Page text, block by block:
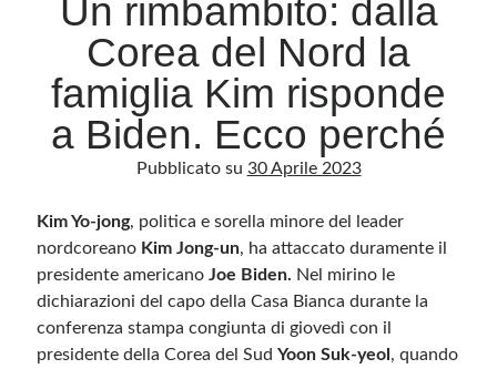
Archivio
Archivi
senza alcuna periodicità. Non può pertanto considerarsi un prodotto editoriale ai
sensi della legge n· 62 del 7.03.2001. L’autore non è responsabile di quanto
pubblicato dai lettori nei commenti ai vari post. Saranno comunque cancellati quelli
Un rimbambito: dalla
Corea del Nord la
famiglia Kim risponde
a Biden. Ecco perché
Pubblicato su 30 Aprile 2023
Kim Yo-jong, politica e sorella minore del leader
nordcoreano Kim Jong-un, ha attaccato duramente il
presidente americanoJoe Biden. Nel mirino le
dichiarazioni del capo della Casa Bianca durante la
conferenza stampa congiunta di giovedì con il
presidente della Corea del SudYoon Suk-yeol , quando